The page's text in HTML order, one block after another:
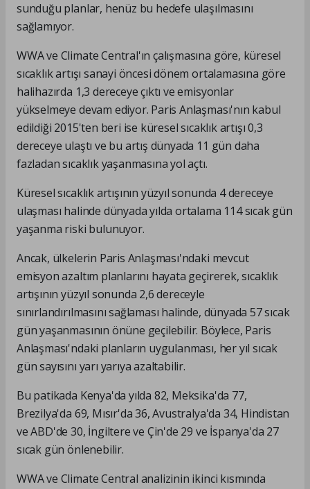
sunduğu planlar, henüz bu hedefe ulaşılmasını
sağlamıyor.
WWA ve Climate Central'ın çalışmasına göre, küresel
sıcaklık artışı sanayi öncesi dönem ortalamasına göre
halihazırda 1,3 dereceye çıktı ve emisyonlar
yükselmeye devam ediyor. Paris Anlaşması'nın kabul
edildiği 2015'ten beri ise küresel sıcaklık artışı 0,3
dereceye ulaştı ve bu artış dünyada 11 gün daha
fazladan sıcaklık yaşanmasına yol açtı.
Küresel sıcaklık artışının yüzyıl sonunda 4 dereceye
ulaşması halinde dünyada yılda ortalama 114 sıcak gün
yaşanma riski bulunuyor.
Ancak, ülkelerin Paris Anlaşması'ndaki mevcut
emisyon azaltım planlarını hayata geçirerek, sıcaklık
artışının yüzyıl sonunda 2,6 dereceyle
sınırlandırılmasını sağlaması halinde, dünyada 57 sıcak
gün yaşanmasının önüne geçilebilir. Böylece, Paris
Anlaşması'ndaki planların uygulanması, her yıl sıcak
gün sayısını yarı yarıya azaltabilir.
Bu patikada Kenya'da yılda 82, Meksika'da 77,
Brezilya'da 69, Mısır'da 36, Avustralya'da 34, Hindistan
ve ABD'de 30, İngiltere ve Çin'de 29 ve İspanya'da 27
sıcak gün önlenebilir.
WWA ve Climate Central analizinin ikinci kısmında